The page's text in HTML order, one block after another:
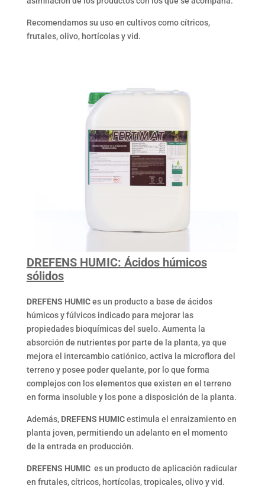
Recomendamos su uso en cultivos como cítricos,
frutales, olivo, hortícolas y vid.
DREFENS HUMIC: Ácidos húmicos
sólidos
DREFENS HUMICes un producto a base de ácidos
húmicos y fúlvicos indicado para mejorar las
propiedades bioquímicas del suelo. Aumenta la
absorción de nutrientes por parte de la planta, ya que
mejora el intercambio catiónico, activa la microflora del
terreno y posee poder quelante, por lo que forma
complejos con los elementos que existen en el terreno
en forma insoluble y los pone a disposición de la planta.
Además,DREFENS HUMICestimula el enraizamiento en
planta joven, permitiendo un adelanto en el momento
de la entrada en producción.
DREFENS HUMIC es un producto de aplicación radicular
en frutales, cítricos, hortícolas, tropicales, olivo y vid.